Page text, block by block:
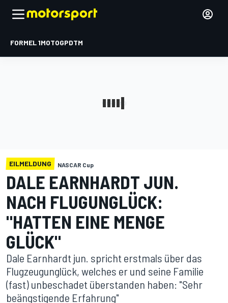
FORMEL 1MOTOGPDTM
EILMELDUNG NASCAR Cup
DALE EARNHARDT JUN.
NACH FLUGUNGLÜCK:
"HATTEN EINE MENGE
GLÜCK"
Dale Earnhardt jun. spricht erstmals über das
Flugzeugunglück, welches er und seine Familie
(fast) unbeschadet überstanden haben: "Sehr
beängstigende Erfahrung"